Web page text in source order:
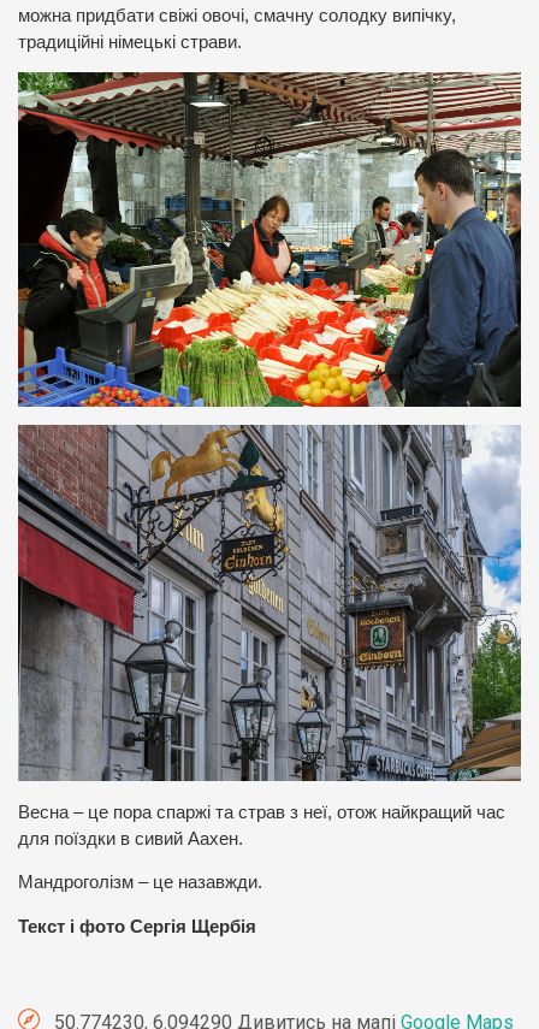
можна придбати свіжі овочі, смачну солодку випічку,
традиційні німецькі страви.
Весна – це пора спаржі та страв з неї, отож найкращий час
для поїздки в сивий Аахен.
Мандроголізм – це назавжди.
Текст і фото Сергія Щербія
50.774230, 6.094290 Дивитись на мапі Google Maps